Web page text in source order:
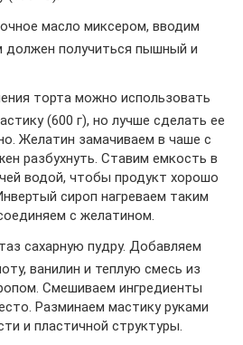
масло миксером, вводим
должен получиться пышный и
торта можно использовать
(600 г), но лучше сделать ее
Желатин замачиваем в чаше с
разбухнуть. Ставим емкость в
водой, чтобы продукт хорошо
сироп нагреваем таким
с желатином.
сахарную пудру. Добавляем
ванилин и теплую смесь из
Смешиваем ингредиенты
Разминаем мастику руками
и пластичной структуры.